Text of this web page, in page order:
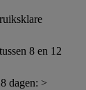
8 en 12
dagen: >